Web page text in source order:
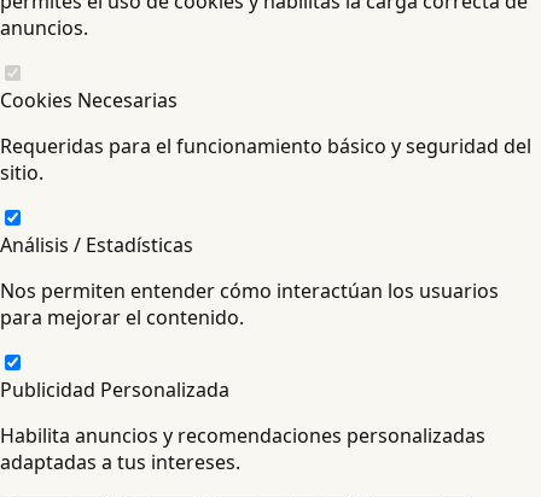
anuncios.
Cookies Necesarias
Requeridas para el funcionamiento básico y seguridad del
sitio.
Análisis / Estadísticas
Nos permiten entender cómo interactúan los usuarios
para mejorar el contenido.
Publicidad Personalizada
Habilita anuncios y recomendaciones personalizadas
adaptadas a tus intereses.